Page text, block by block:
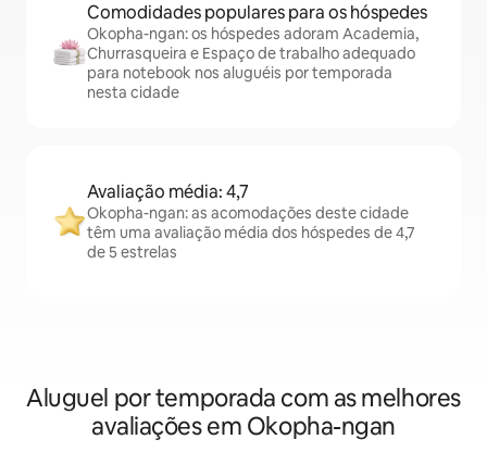
Comodidades populares para os hóspedes
Okopha-ngan: os hóspedes adoram Academia,
Churrasqueira e Espaço de trabalho adequado
para notebook nos aluguéis por temporada
nesta cidade
Avaliação média: 4,7
Okopha-ngan: as acomodações deste cidade
têm uma avaliação média dos hóspedes de 4,7
de 5 estrelas
Aluguel por temporada com as melhores
avaliações em Okopha-ngan